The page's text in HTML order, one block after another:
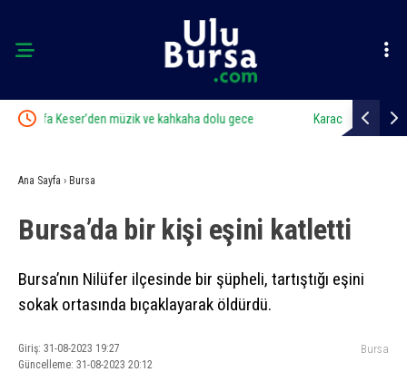
Karacabey’de makilik alandaki yangın fabrikaya ulaşmadan Alevlere
Ana Sayfa › Bursa
Bursa’da bir kişi eşini katletti
Bursa’nın Nilüfer ilçesinde bir şüpheli, tartıştığı eşini
sokak ortasında bıçaklayarak öldürdü.
Giriş: 31-08-2023 19:27
Güncelleme: 31-08-2023 20:12
Bursa